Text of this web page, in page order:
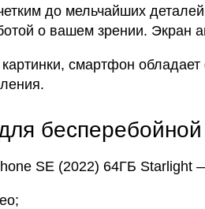
до мельчайших
о вашем зрении. Экран
смартфон
SE (2022) 64ГБ Starlight